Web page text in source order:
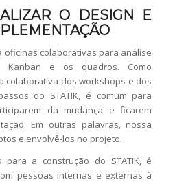
O DESIGN E
oficinas colaborativas para análise
Kanban e os quadros. Como
colaborativa dos workshops e dos
do STATIK, é comum para
da mudança e ficarem
Em outras palavras, nossa
e envolvê-los no projeto.
a construção do STATIK, é
pessoas internas e externas à